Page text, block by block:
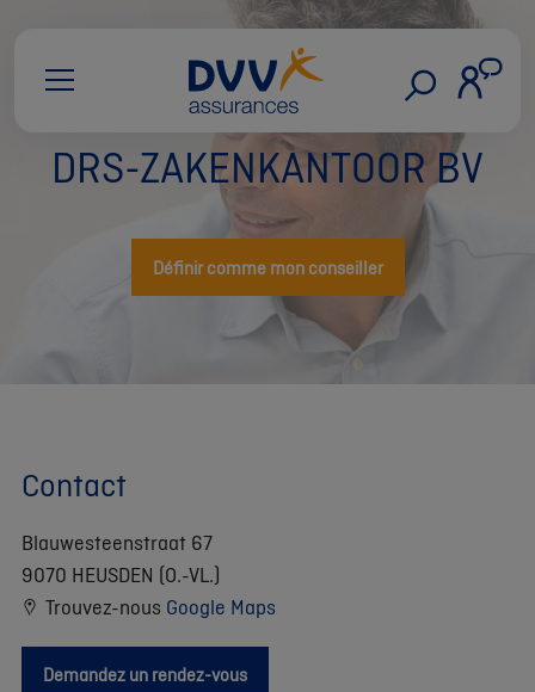
DRS-ZAKENKANTOOR BV
Définir comme mon conseiller
Contact
Blauwesteenstraat 67
9070 HEUSDEN (O.-VL.)
Trouvez-nous Google Maps
Demandez un rendez-vous